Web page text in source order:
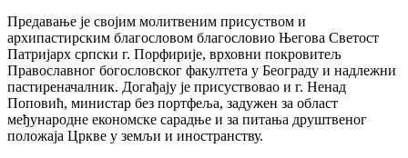
Предавање је својим молитвеним присуством и
архипастирским благословом благословио Његова Светост
Патријарх српски г. Порфирије, врховни покровитељ
Православног богословског факултета у Београду и надлежни
пастиреначалник. Догађају је присуствовао и г. Ненад
Поповић, министар без портфеља, задужен за област
међународне економске сарадње и за питања друштвеног
положаја Цркве у земљи и иностранству.